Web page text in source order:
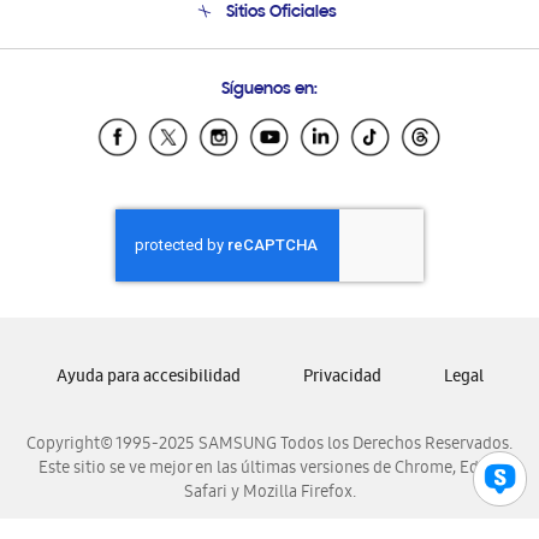
Condiciones de Compra
Soporte vía eMail
Sitios Oficiales
Samsung Ecuador
Samsung El Salvador
Samsung Honduras
Samsung Nicaragua
Samsung Panamá
Samsung Venezuela
Síguenos en:
Copyright© 1995-2025 SAMSUNG Todos los Derechos Reservados.
Este sitio se ve mejor en las últimas versiones de Chrome, Edge,
Safari y Mozilla Firefox.
Ayuda para accesibilidad Privacidad Legal